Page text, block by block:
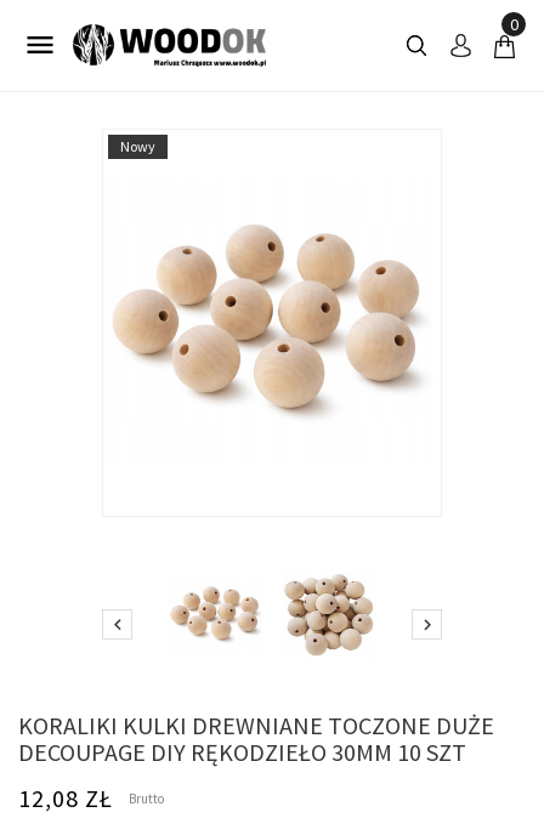

0
Nowy
 
KORALIKI KULKI DREWNIANE TOCZONE DUŻE
DECOUPAGE DIY RĘKODZIEŁO 30MM 10 SZT
12,08 ZŁ
Brutto